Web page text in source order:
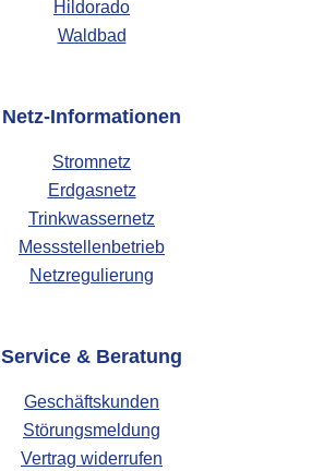
Hildorado
Waldbad
Netz-Informationen
Stromnetz
Erdgasnetz
Trinkwassernetz
Messstellenbetrieb
Netzregulierung
Service & Beratung
Geschäftskunden
Störungsmeldung
Vertrag widerrufen